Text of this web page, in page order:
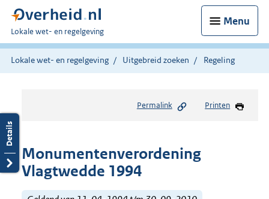
Menu
U
bent
hier:
Lokale wet- en regelgeving
Lokale wet- en regelgeving Uitgebreid zoeken Regeling
Permalink Printen
Monumentenverordening
Vlagtwedde 1994